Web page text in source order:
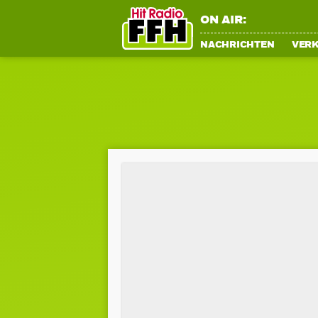
ON AIR:
NACHRICHTEN